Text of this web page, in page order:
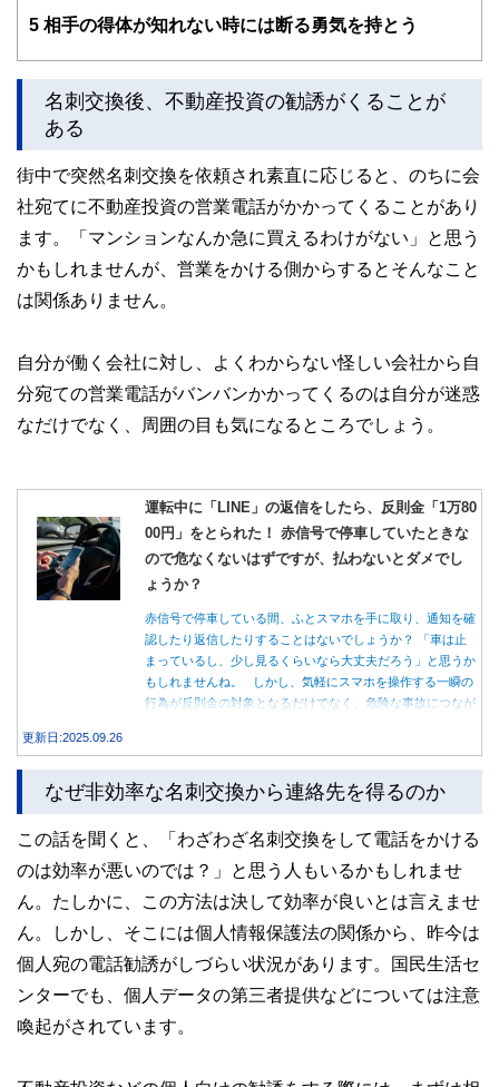
士、行政書士、投資アナリスト、キャリアコンサルタントな
かしく感じられる年金や税金、相続、保険、ローンなどの話
をわかりやすく発信している点です。
な情報発信を実現しています。
私たちは、快適でより良い生活のアイデアを提供するお金の
コンシェルジュを目指します。
5 相手の得体が知れない時には断る勇気を持とう
名刺交換後、不動産投資の勧誘がくることが
ある
街中で突然名刺交換を依頼され素直に応じると、のちに会
社宛てに不動産投資の営業電話がかかってくることがあり
ます。「マンションなんか急に買えるわけがない」と思う
かもしれませんが、営業をかける側からするとそんなこと
は関係ありません。
自分が働く会社に対し、よくわからない怪しい会社から自
分宛ての営業電話がバンバンかかってくるのは自分が迷惑
なだけでなく、周囲の目も気になるところでしょう。
運転中に「LINE」の返信をしたら、反則金「1万80
00円」をとられた！ 赤信号で停車していたときな
ので危なくないはずですが、払わないとダメでし
ょうか？
赤信号で停車している間、ふとスマホを手に取り、通知を確
認したり返信したりすることはないでしょうか？ 「車は止
まっているし、少し見るくらいなら大丈夫だろう」と思うか
もしれませんね。 しかし、気軽にスマホを操作する一瞬の
行為が反則金の対象となるだけでなく、危険な事故につなが
更新日:2025.09.26
なぜ非効率な名刺交換から連絡先を得るのか
この話を聞くと、「わざわざ名刺交換をして電話をかける
のは効率が悪いのでは？」と思う人もいるかもしれませ
ん。たしかに、この方法は決して効率が良いとは言えませ
ん。しかし、そこには個人情報保護法の関係から、昨今は
個人宛の電話勧誘がしづらい状況があります。国民生活セ
ンターでも、個人データの第三者提供などについては注意
喚起がされています。